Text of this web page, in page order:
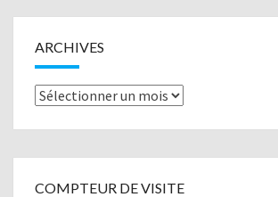
ARCHIVES
Archives
COMPTEUR DE VISITE